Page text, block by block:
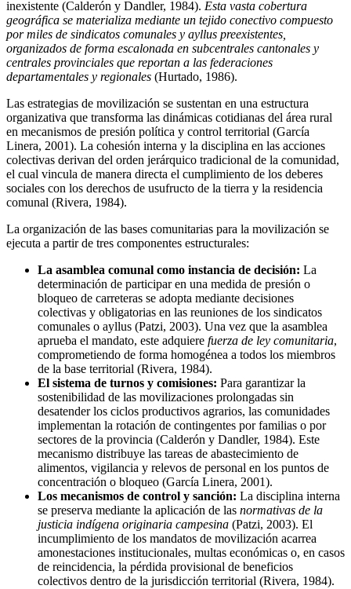
inexistente (Calderón y Dandler, 1984). Esta vasta cobertura
geográfica se materializa mediante un tejido conectivo compuesto
por miles de sindicatos comunales y ayllus preexistentes,
organizados de forma escalonada en subcentrales cantonales y
centrales provinciales que reportan a las federaciones
departamentales y regionales (Hurtado, 1986).
Las estrategias de movilización se sustentan en una estructura
organizativa que transforma las dinámicas cotidianas del área rural
en mecanismos de presión política y control territorial (García
Linera, 2001). La cohesión interna y la disciplina en las acciones
colectivas derivan del orden jerárquico tradicional de la comunidad,
el cual vincula de manera directa el cumplimiento de los deberes
sociales con los derechos de usufructo de la tierra y la residencia
comunal (Rivera, 1984).
La organización de las bases comunitarias para la movilización se
ejecuta a partir de tres componentes estructurales:
La asamblea comunal como instancia de decisión: La
determinación de participar en una medida de presión o
bloqueo de carreteras se adopta mediante decisiones
colectivas y obligatorias en las reuniones de los sindicatos
comunales o ayllus (Patzi, 2003). Una vez que la asamblea
aprueba el mandato, este adquiere fuerza de ley comunitaria,
comprometiendo de forma homogénea a todos los miembros
de la base territorial (Rivera, 1984).
El sistema de turnos y comisiones: Para garantizar la
sostenibilidad de las movilizaciones prolongadas sin
desatender los ciclos productivos agrarios, las comunidades
implementan la rotación de contingentes por familias o por
sectores de la provincia (Calderón y Dandler, 1984). Este
mecanismo distribuye las tareas de abastecimiento de
alimentos, vigilancia y relevos de personal en los puntos de
concentración o bloqueo (García Linera, 2001).
Los mecanismos de control y sanción: La disciplina interna
se preserva mediante la aplicación de las normativas de la
justicia indígena originaria campesina (Patzi, 2003). El
incumplimiento de los mandatos de movilización acarrea
amonestaciones institucionales, multas económicas o, en casos
de reincidencia, la pérdida provisional de beneficios
colectivos dentro de la jurisdicción territorial (Rivera, 1984).